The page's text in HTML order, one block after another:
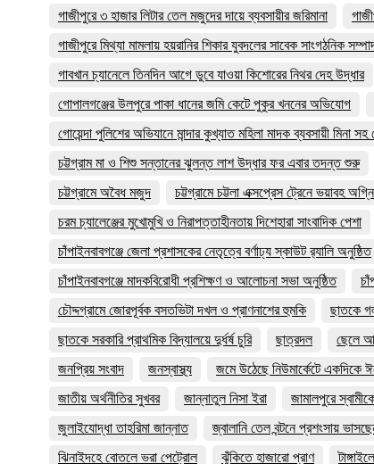
গাজীপুরে ৩ হাজার লিটার তেল মজুদের দায়ে ব্যবসায়ীর জরিমানা
গাজীপুরে মিথ্যা মামলায় হয়রানির শিকার যুবদলের সাবেক সাংগঠনিক
গাবখান চ্যানেলে তিনদিন আগে ডুবে যাওয়া কিশোরের নিথর দেহ উদ্ধার
গোপালগঞ্জের উলপুরে পাকা ধানের জমি কেটে পুকুর খননের অভিযোগ
গোয়েন্দা পুলিশের অভিযানে মান্দার কুখ্যাত মহিলা মাদক ব্যবসায়ী মিনা
চট্টগ্রাম মা ও শিশু সন্তানের ঝুলন্ত লাশ উদ্ধার ফর এবার তদন্ত শুরু
চট্টগ্রামে অবৈধ মজুদ
চট্টগ্রামে চট্টলা এক্সপ্রেস ট্রেনে ভয়াবহ
চরম চ্যালেঞ্জের মুখোমুখি ও নিরাপত্তাহীনতায় দিশেহারা সাংবাদিক পেশা
চাঁপাইনবাবগঞ্জে জেলা প্রশাসকের নেতৃত্বে বর্ণাঢ্য স্কাউট র‍্যালি অনুষ্ঠিত
চাঁপাইনবাবগঞ্জে মাদকবিরোধী প্রশিক্ষণ ও আলোচনা সভা অনুষ্ঠিত
চৌদ্দগ্রামে জোরপূর্বক বসতভিটা দখল ও প্রাণনাশের হুমকি
ছাতকে
ছাতকে সরকারি প্রাথমিক বিদ্যালয়ে দুর্ধর্ষ চুরি
ছাত্রদল ছেলে
জনপ্রিয় সংবাদ
জনস্বাস্থ্য জমে উঠেছে নিউমার্কেটে একদিকে
জাতীয় অর্থনীতির সুখবর
জান্নাতুল নিসা ইরা জামালপুরে
জুলাইযোদ্ধা তাহরিমা জান্নাত
জ্বালানি তেল বন্টনে প্রশংসায়
ঝিনাইদহে বোতলে ভরা পেট্রোল
ঝুঁকিতে হাজারো প্রাণ